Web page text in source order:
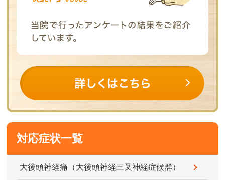
対応症状一覧
大後頭神経痛（大後頭神経三叉神経症候群）